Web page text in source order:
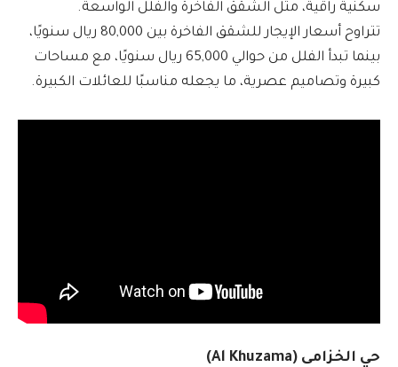
سكنية راقية، مثل الشقق الفاخرة والفلل الواسعة.
تتراوح أسعار الإيجار للشقق الفاخرة بين 80,000 ريال سنويًا،
بينما تبدأ الفلل من حوالي 65,000 ريال سنويًا، مع مساحات
كبيرة وتصاميم عصرية، ما يجعله مناسبًا للعائلات الكبيرة.
حي الخزامى (Al Khuzama)